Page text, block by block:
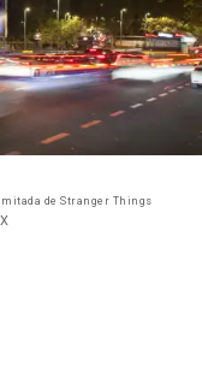
de Stranger Things